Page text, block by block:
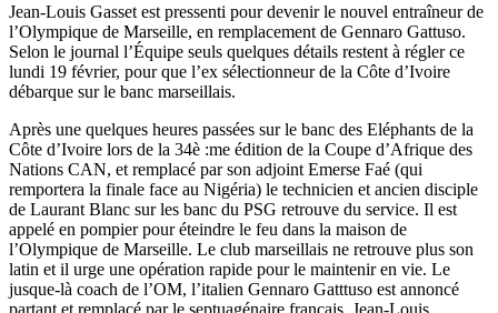
Jean-Louis Gasset est pressenti pour devenir le nouvel entraîneur de
l’Olympique de Marseille, en remplacement de Gennaro Gattuso.
Selon le journal l’Équipe seuls quelques détails restent à régler ce
lundi 19 février, pour que l’ex sélectionneur de la Côte d’Ivoire
débarque sur le banc marseillais.
Après une quelques heures passées sur le banc des Eléphants de la
Côte d’Ivoire lors de la 34è :me édition de la Coupe d’Afrique des
Nations CAN, et remplacé par son adjoint Emerse Faé (qui
remportera la finale face au Nigéria) le technicien et ancien disciple
de Laurant Blanc sur les banc du PSG retrouve du service. Il est
appelé en pompier pour éteindre le feu dans la maison de
l’Olympique de Marseille. Le club marseillais ne retrouve plus son
latin et il urge une opération rapide pour le maintenir en vie. Le
jusque-là coach de l’OM, l’italien Gennaro Gatttuso est annoncé
partant et remplacé par le septuagénaire français, Jean-Louis